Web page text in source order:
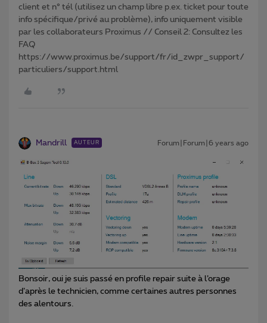
client et n° tél (utilisez un champ libre p.ex. ticket pour toute
info spécifique/privé au problème), info uniquement visible
par les collaborateurs Proximus // Conseil 2: Consultez les
FAQ
https://www.proximus.be/support/fr/id_zwpr_support/
particuliers/support.html
Mandrill AUTEUR Forum|Forum|6 years ago
Bonsoir, oui je suis passé en profile repair suite à l’orage
d’après le technicien, comme certaines autres personnes
des alentours.